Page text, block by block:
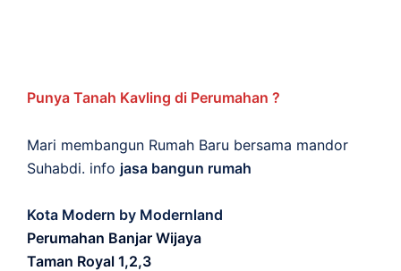
Punya Tanah Kavling di Perumahan ?
Mari membangun Rumah Baru bersama mandor
Suhabdi. info jasa bangun rumah
Kota Modern by Modernland
Perumahan Banjar Wijaya
Taman Royal 1,2,3